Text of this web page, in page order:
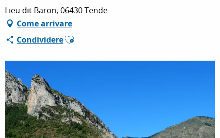
SOGGIORNO
Lieu dit Baron, 06430 Tende
Come arrivare
CondividereAjouter aux favoris